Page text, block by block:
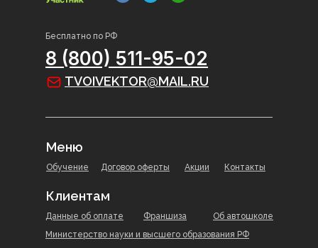
Бесплатно по РФ
Меню
Данные об оплате
Министерство науки и высшего образования РФ
Франшиза
Клиентам
8 (800) 511-95-02
Обучение Договор оферты Акции
Об автошколе
Контакты
TVOIVEKTOR@MAIL.RU